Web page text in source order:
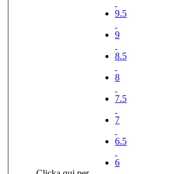
9.5
9
8.5
8
7.5
7
6.5
6